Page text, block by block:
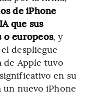
de iPhone
que sus
o europeos, y
despliegue
de Apple tuvo
en su
un nuevo iPhone